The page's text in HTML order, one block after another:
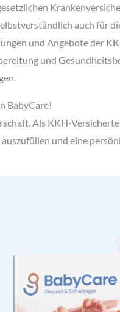
auch für
und Angebote der
und
BabyCare!
Als KKH-
und eine